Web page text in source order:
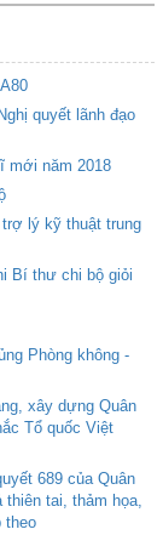
quyết lãnh đạo
mới năm 2018
lý kỹ thuật trung
Bí thư chi bộ giỏi
Phòng không -
xây dựng Quân
Tổ quốc Việt
689 của Quân
tai, thảm họa,
theo